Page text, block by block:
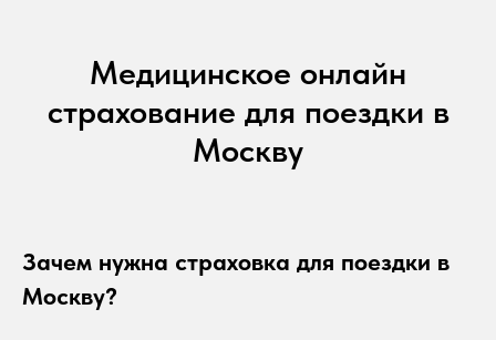
Медицинское онлайн
страхование для поездки в
Москву
Зачем нужна страховка для поездки в
Москву?